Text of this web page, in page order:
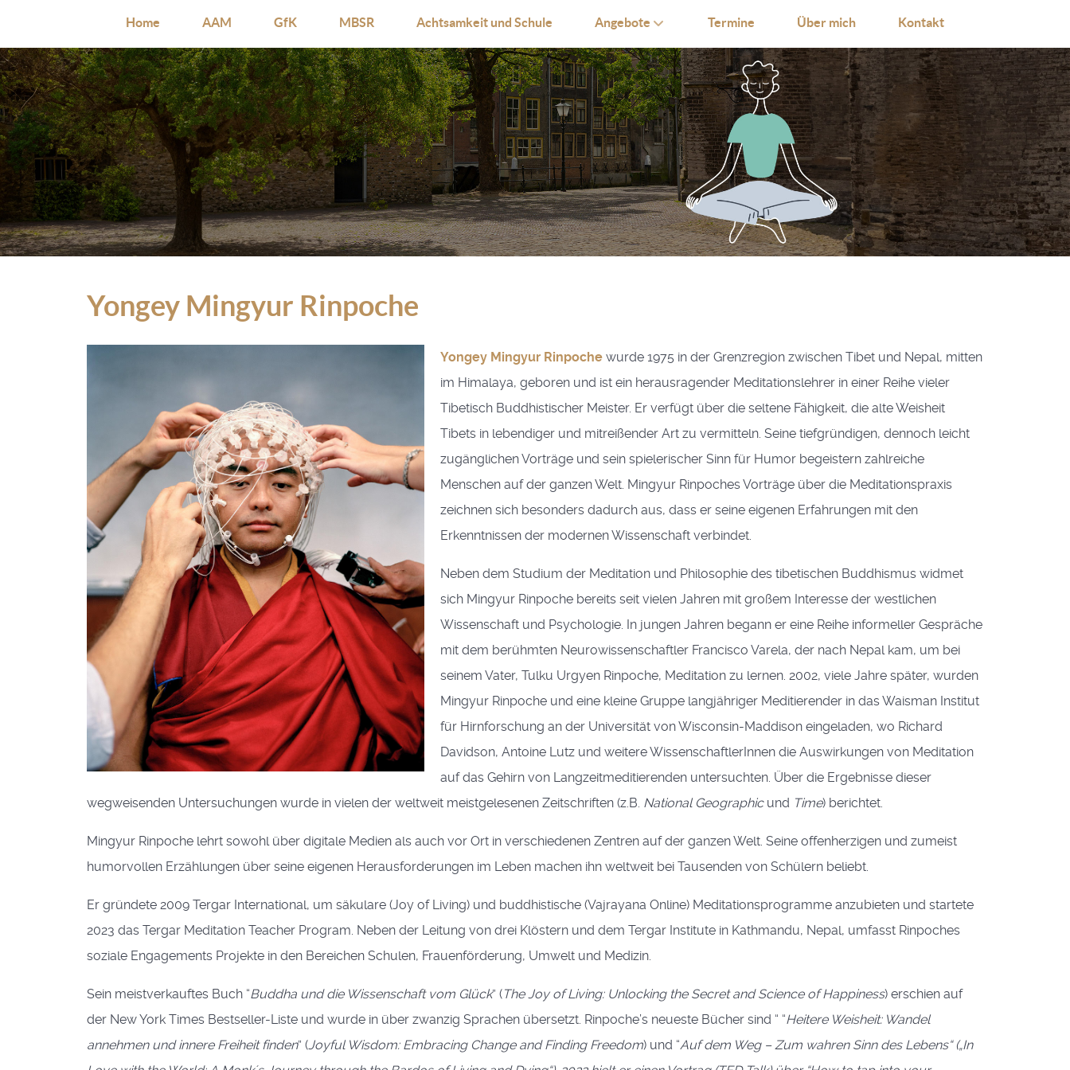
Home AAM GfK MBSR Achtsamkeit und Schule Angebote Termine Über mich Kontakt
Yongey Mingyur Rinpoche
Yongey Mingyur Rinpoche wurde 1975 in der Grenzregion zwischen Tibet und Nepal, mitten
im Himalaya, geboren und ist ein herausragender Meditationslehrer in einer Reihe vieler
Tibetisch Buddhistischer Meister. Er verfügt über die seltene Fähigkeit, die alte Weisheit
Tibets in lebendiger und mitreißender Art zu vermitteln. Seine tiefgründigen, dennoch leicht
zugänglichen Vorträge und sein spielerischer Sinn für Humor begeistern zahlreiche
Menschen auf der ganzen Welt. Mingyur Rinpoches Vorträge über die Meditationspraxis
zeichnen sich besonders dadurch aus, dass er seine eigenen Erfahrungen mit den
Erkenntnissen der modernen Wissenschaft verbindet.
Neben dem Studium der Meditation und Philosophie des tibetischen Buddhismus widmet
sich Mingyur Rinpoche bereits seit vielen Jahren mit großem Interesse der westlichen
Wissenschaft und Psychologie. In jungen Jahren begann er eine Reihe informeller Gespräche
mit dem berühmten Neurowissenschaftler Francisco Varela, der nach Nepal kam, um bei
seinem Vater, Tulku Urgyen Rinpoche, Meditation zu lernen. 2002, viele Jahre später, wurden
Mingyur Rinpoche und eine kleine Gruppe langjähriger Meditierender in das Waisman Institut
für Hirnforschung an der Universität von Wisconsin-Maddison eingeladen, wo Richard
Davidson, Antoine Lutz und weitere WissenschaftlerInnen die Auswirkungen von Meditation
auf das Gehirn von Langzeitmeditierenden untersuchten. Über die Ergebnisse dieser
wegweisenden Untersuchungen wurde in vielen der weltweit meistgelesenen Zeitschriften (z.B. National Geographicund Time) berichtet.
Mingyur Rinpoche lehrt sowohl über digitale Medien als auch vor Ort in verschiedenen Zentren auf der ganzen Welt. Seine offenherzigen und zumeist
humorvollen Erzählungen über seine eigenen Herausforderungen im Leben machen ihn weltweit bei Tausenden von Schülern beliebt.
Er gründete 2009 Tergar International, um säkulare (Joy of Living) und buddhistische (Vajrayana Online) Meditationsprogramme anzubieten und startete
2023 das Tergar Meditation Teacher Program. Neben der Leitung von drei Klöstern und dem Tergar Institute in Kathmandu, Nepal, umfasst Rinpoches
soziale Engagements Projekte in den Bereichen Schulen, Frauenförderung, Umwelt und Medizin.
Sein meistverkauftes Buch “Buddha und die Wissenschaft vom Glück” (The Joy of Living: Unlocking the Secret and Science of Happiness) erschien auf
der New York Times Bestseller-Liste und wurde in über zwanzig Sprachen übersetzt. Rinpoche’s neueste Bücher sind “ “Heitere Weisheit: Wandel
annehmen und innere Freiheit finden” (Joyful Wisdom: Embracing Change and Finding Freedom) und “Auf dem Weg – Zum wahren Sinn des Lebens“ („In